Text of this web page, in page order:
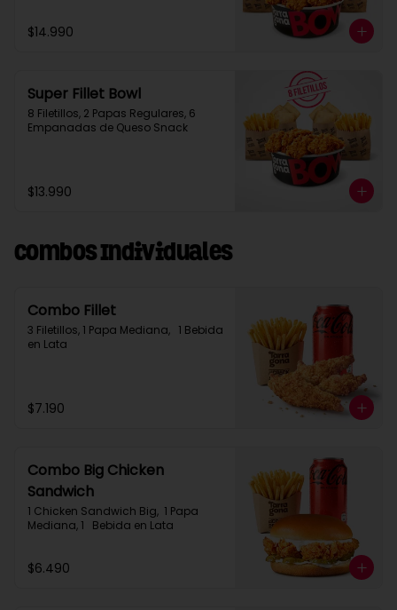
$14.990
Super Fillet Bowl
8 Filetillos, 2 Papas Regulares, 6
Empanadas de Queso Snack
$13.990
Combos Individuales
Combo Fillet
3 Filetillos, 1 Papa Mediana,   1 Bebida
en Lata
$7.190
Combo Big Chicken
Sandwich
1 Chicken Sandwich Big,  1 Papa
Mediana, 1   Bebida en Lata
$6.490